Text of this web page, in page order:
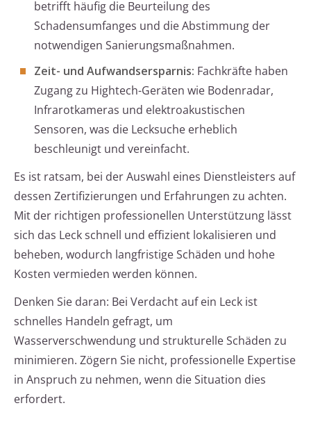
betrifft häufig die Beurteilung des
Schadensumfanges und die Abstimmung der
notwendigen Sanierungsmaßnahmen.
Zeit- und Aufwandsersparnis: Fachkräfte haben
Zugang zu Hightech-Geräten wie Bodenradar,
Infrarotkameras und elektroakustischen
Sensoren, was die Lecksuche erheblich
beschleunigt und vereinfacht.
Es ist ratsam, bei der Auswahl eines Dienstleisters auf
dessen Zertifizierungen und Erfahrungen zu achten.
Mit der richtigen professionellen Unterstützung lässt
sich das Leck schnell und effizient lokalisieren und
beheben, wodurch langfristige Schäden und hohe
Kosten vermieden werden können.
Denken Sie daran: Bei Verdacht auf ein Leck ist
schnelles Handeln gefragt, um
Wasserverschwendung und strukturelle Schäden zu
minimieren. Zögern Sie nicht, professionelle Expertise
in Anspruch zu nehmen, wenn die Situation dies
erfordert.